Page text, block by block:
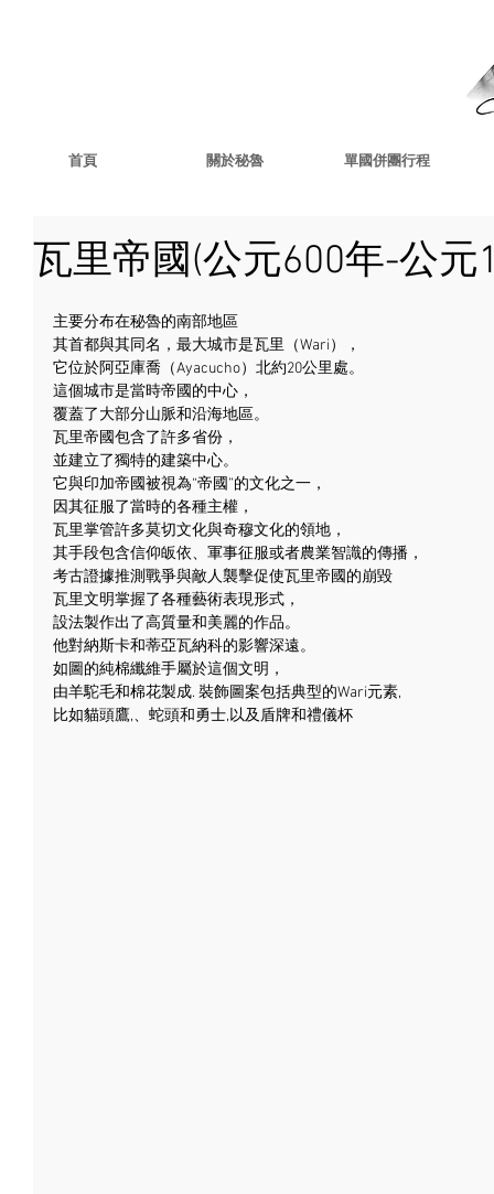
首頁 關於秘魯 單國併團行程
瓦里帝國(公元600年-公元
主要分布在秘魯的南部地區
其首都與其同名，最大城市是瓦里（Wari），
它位於阿亞庫喬（Ayacucho）北約20公里處。
這個城市是當時帝國的中心，
覆蓋了大部分山脈和沿海地區。
瓦里帝國包含了許多省份，
並建立了獨特的建築中心。
它與印加帝國被視為“帝國”的文化之一，
因其征服了當時的各種主權，
瓦里掌管許多莫切文化與奇穆文化的領地，
其手段包含信仰皈依、軍事征服或者農業智識的傳播，
考古證據推測戰爭與敵人襲擊促使瓦里帝國的崩毀
瓦里文明掌握了各種藝術表現形式，
設法製作出了高質量和美麗的作品。
他對納斯卡和蒂亞瓦納科的影響深遠。
如圖的純棉纖維手屬於這個文明，
由羊駝毛和棉花製成. 裝飾圖案包括典型的Wari元素,
比如貓頭鷹,、蛇頭和勇士,以及盾牌和禮儀杯